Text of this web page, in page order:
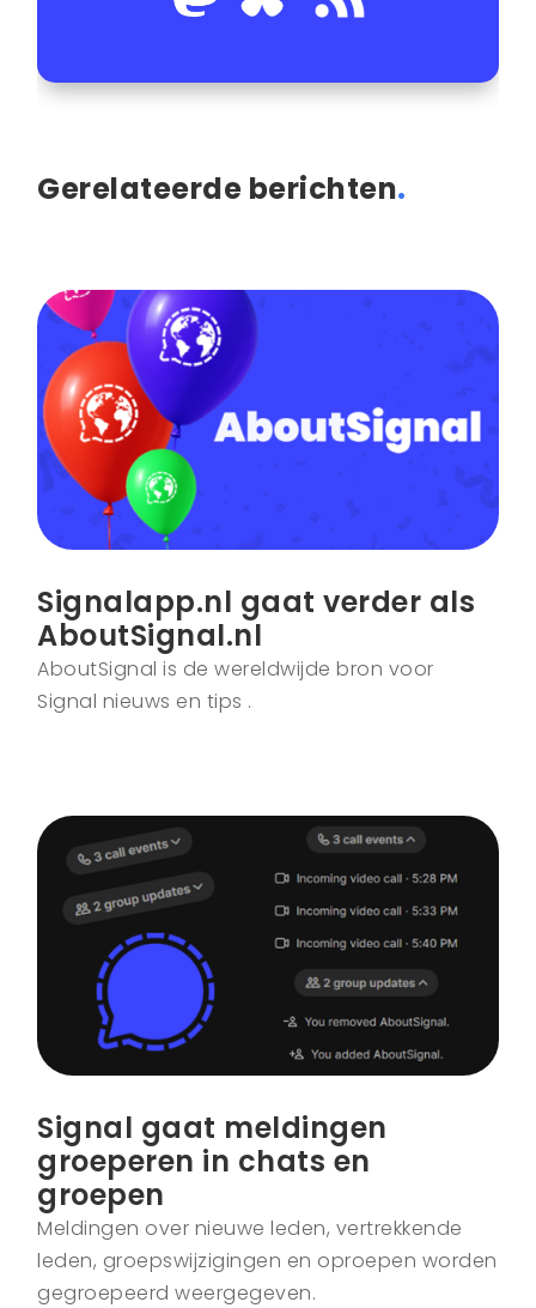
Gerelateerde berichten.
Signalapp.nl gaat verder als
AboutSignal.nl
AboutSignal is de wereldwijde bron voor
Signal nieuws en tips .
Signal gaat meldingen
groeperen in chats en
groepen
Meldingen over nieuwe leden, vertrekkende
leden, groepswijzigingen en oproepen worden
gegroepeerd weergegeven.